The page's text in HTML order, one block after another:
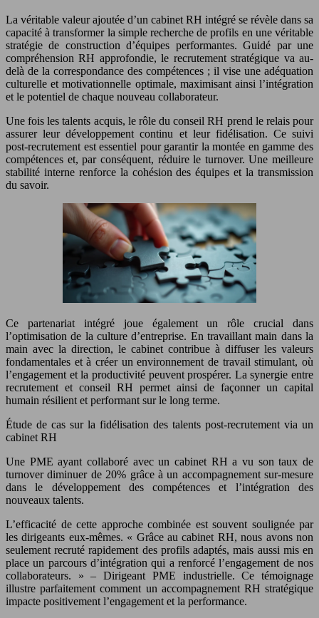
La véritable valeur ajoutée d’un cabinet RH intégré se révèle dans sa
capacité à transformer la simple recherche de profils en une véritable
stratégie de construction d’équipes performantes. Guidé par une
compréhension RH approfondie, le recrutement stratégique va au-
delà de la correspondance des compétences ; il vise une adéquation
culturelle et motivationnelle optimale, maximisant ainsi l’intégration
et le potentiel de chaque nouveau collaborateur.
Une fois les talents acquis, le rôle du conseil RH prend le relais pour
assurer leur développement continu et leur fidélisation. Ce suivi
post-recrutement est essentiel pour garantir la montée en gamme des
compétences et, par conséquent, réduire le turnover. Une meilleure
stabilité interne renforce la cohésion des équipes et la transmission
du savoir.
Ce partenariat intégré joue également un rôle crucial dans
l’optimisation de la culture d’entreprise. En travaillant main dans la
main avec la direction, le cabinet contribue à diffuser les valeurs
fondamentales et à créer un environnement de travail stimulant, où
l’engagement et la productivité peuvent prospérer. La synergie entre
recrutement et conseil RH permet ainsi de façonner un capital
humain résilient et performant sur le long terme.
Étude de cas sur la fidélisation des talents post-recrutement via un
cabinet RH
Une PME ayant collaboré avec un cabinet RH a vu son taux de
turnover diminuer de 20% grâce à un accompagnement sur-mesure
dans le développement des compétences et l’intégration des
nouveaux talents.
L’efficacité de cette approche combinée est souvent soulignée par
les dirigeants eux-mêmes. « Grâce au cabinet RH, nous avons non
seulement recruté rapidement des profils adaptés, mais aussi mis en
place un parcours d’intégration qui a renforcé l’engagement de nos
collaborateurs. » – Dirigeant PME industrielle. Ce témoignage
illustre parfaitement comment un accompagnement RH stratégique
impacte positivement l’engagement et la performance.